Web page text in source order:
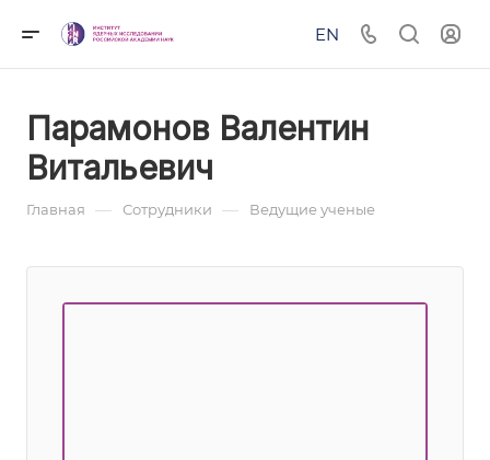
EN
Парамонов Валентин
Витальевич
Главная — Сотрудники — Ведущие ученые